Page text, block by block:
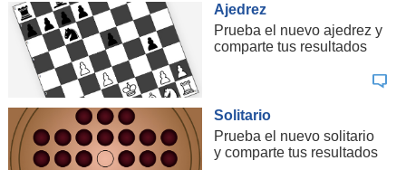
Ajedrez
Prueba el nuevo ajedrez y
comparte tus resultados
Solitario
Prueba el nuevo solitario
y comparte tus resultados